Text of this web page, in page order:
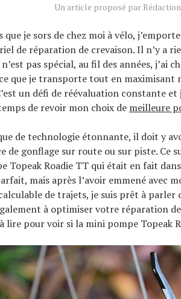
Un article proposé par Rédaction
que je sors de chez moi à vélo,
de réparation de crevaison. Il n’y a
pas spécial, au fil des années, j’ai
que je transporte tout en maximisant
un défi de réévaluation constante et
de revoir mon choix de meilleure
de technologie étonnante, il doit y
de gonflage sur route ou sur piste. Ce
Topeak Roadie TT qui était en fait
mais après l’avoir emmené avec
de trajets, je suis prêt à parler
à optimiser votre réparation
lire pour voir si la mini pompe Topeak